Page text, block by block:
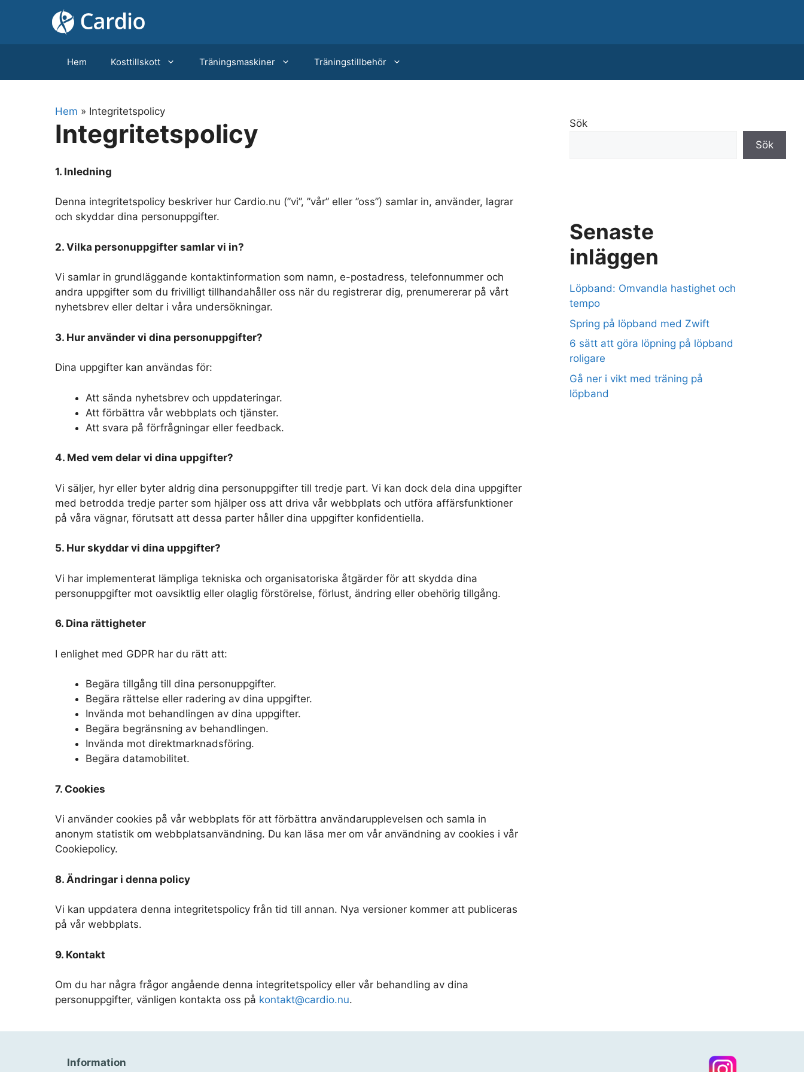
Hem Kosttillskott Träningsmaskiner Träningstillbehör
Hem » Integritetspolicy
Integritetspolicy
1. Inledning
Denna integritetspolicy beskriver hur Cardio.nu (”vi”, ”vår” eller ”oss”) samlar in, använder, lagrar
och skyddar dina personuppgifter.
2. Vilka personuppgifter samlar vi in?
Vi samlar in grundläggande kontaktinformation som namn, e-postadress, telefonnummer och
andra uppgifter som du frivilligt tillhandahåller oss när du registrerar dig, prenumererar på vårt
nyhetsbrev eller deltar i våra undersökningar.
3. Hur använder vi dina personuppgifter?
Dina uppgifter kan användas för:
Att sända nyhetsbrev och uppdateringar.
Att förbättra vår webbplats och tjänster.
Att svara på förfrågningar eller feedback.
4. Med vem delar vi dina uppgifter?
Vi säljer, hyr eller byter aldrig dina personuppgifter till tredje part. Vi kan dock dela dina uppgifter
med betrodda tredje parter som hjälper oss att driva vår webbplats och utföra affärsfunktioner
på våra vägnar, förutsatt att dessa parter håller dina uppgifter konfidentiella.
5. Hur skyddar vi dina uppgifter?
Vi har implementerat lämpliga tekniska och organisatoriska åtgärder för att skydda dina
personuppgifter mot oavsiktlig eller olaglig förstörelse, förlust, ändring eller obehörig tillgång.
6. Dina rättigheter
I enlighet med GDPR har du rätt att:
Begära tillgång till dina personuppgifter.
Begära rättelse eller radering av dina uppgifter.
Invända mot behandlingen av dina uppgifter.
Begära begränsning av behandlingen.
Invända mot direktmarknadsföring.
Begära datamobilitet.
7. Cookies
Vi använder cookies på vår webbplats för att förbättra användarupplevelsen och samla in
anonym statistik om webbplatsanvändning. Du kan läsa mer om vår användning av cookies i vår
Cookiepolicy.
8. Ändringar i denna policy
Vi kan uppdatera denna integritetspolicy från tid till annan. Nya versioner kommer att publiceras
på vår webbplats.
9. Kontakt
Om du har några frågor angående denna integritetspolicy eller vår behandling av dina
personuppgifter, vänligen kontakta oss på kontakt@cardio.nu.
Sök
Sök
Senaste
inläggen
Löpband: Omvandla hastighet och
tempo
Spring på löpband med Zwift
6 sätt att göra löpning på löpband
roligare
Gå ner i vikt med träning på
löpband
Information